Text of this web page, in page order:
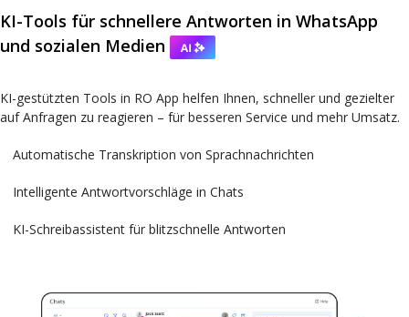
KI-Tools für schnellere Antworten in WhatsApp
und sozialen Medien
KI-gestützten Tools in RO App helfen Ihnen, schneller und gezielter
auf Anfragen zu reagieren – für besseren Service und mehr Umsatz.
Automatische Transkription von Sprachnachrichten
Intelligente Antwortvorschläge in Chats
KI-Schreibassistent für blitzschnelle Antworten